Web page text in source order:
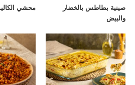
صينية بطاطس بالخضار
والبيض
محشي